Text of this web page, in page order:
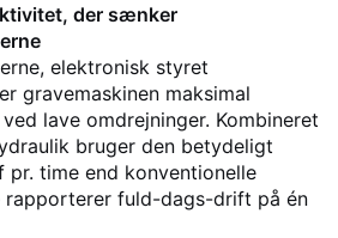
der sænker
elektronisk styret
gravemaskinen maksimal
lave omdrejninger. Kombineret
bruger den betydeligt
time end konventionelle
rapporterer fuld-dags-drift på én